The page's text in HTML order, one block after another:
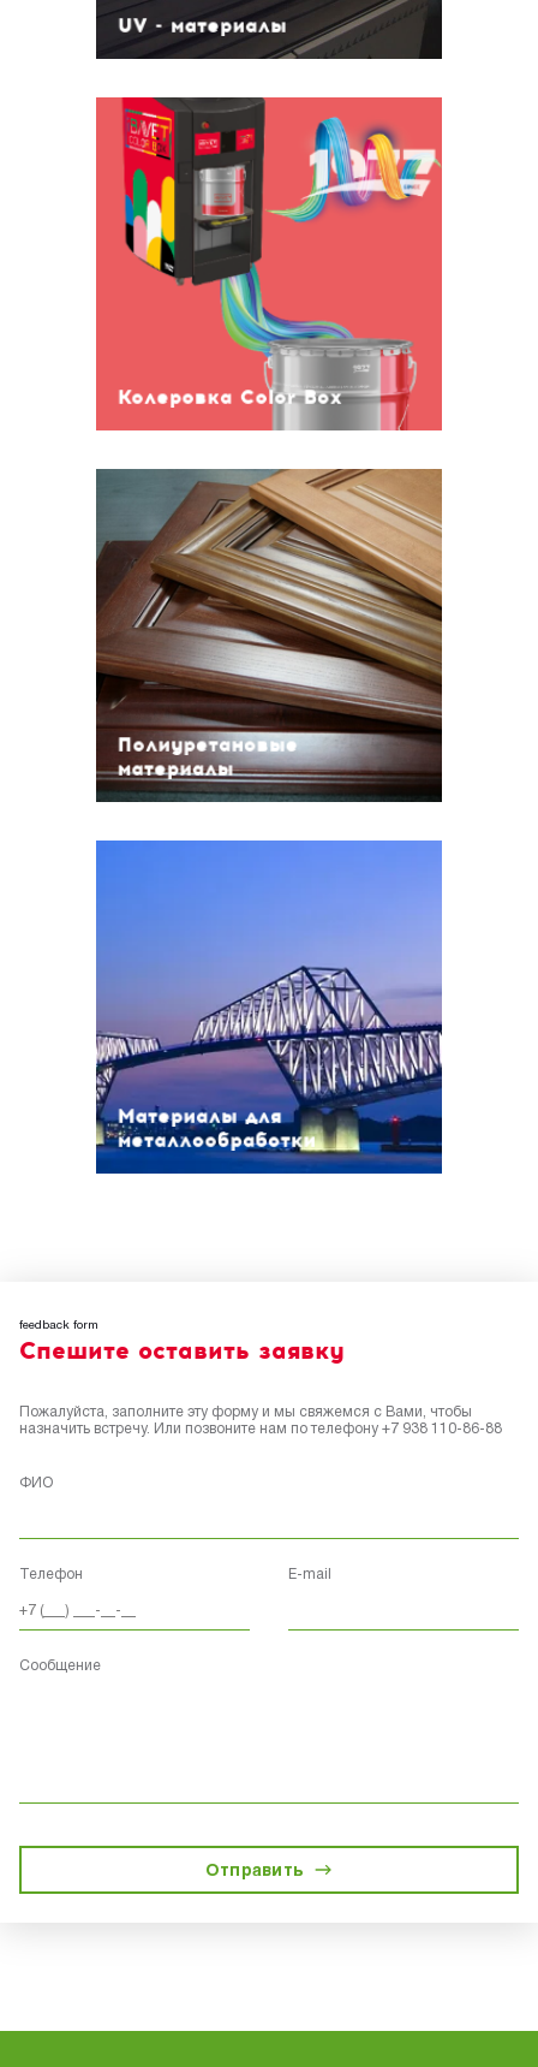
UV - материалы
Колеровка Color Box
Колеровка Color Box
Пасты для колеровки эмали
Пасты для колеровки морилок
Пасты для колеровки водных
Базы для колеровки эмали
Базы для колеровки морилок
Базы для колеровки водных
материалов
Полиуретановые
материалы
Полиуретановые
материалы
Полиуретановые лаки
Прозрачные полиуретановые
грунты
Пигментированные
полиуретановые эмали
Пигментированные
полиуретановые грунты
Материалы для
металлообработки
Краска для дорожной разметки
Эпоксидные
Полиуретановые
Водные
Алкидные
Акриловые
feedback form
Спешите оставить заявку
Пожалуйста, заполните эту форму и мы свяжемся с Вами, чтобы
назначить встречу. Или позвоните нам по телефону +7 938 110-86-88
ФИО
Телефон E-mail
Сообщение
Отправить